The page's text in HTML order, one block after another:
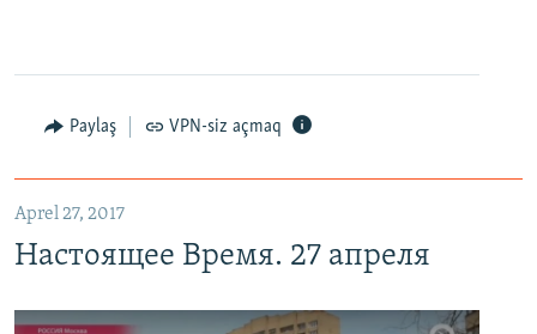
Paylaş VPN-siz açmaq
Aprel 27, 2017
Настоящее Время. 27 апреля